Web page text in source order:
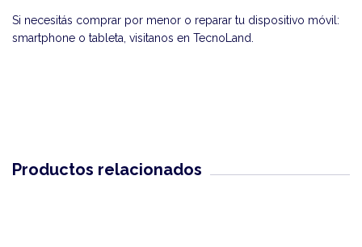
Si necesitás comprar por menor o reparar tu dispositivo móvil:
smartphone o tableta, visitanos en TecnoLand
Productos relacionados